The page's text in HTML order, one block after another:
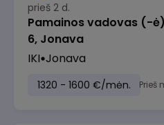
prieš 2 d.
Pamainos vadovas (-
6, Jonava
IKI Jonava
1320 - 1600 €/mėn. Prieš